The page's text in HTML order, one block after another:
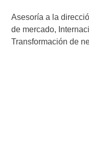
Asesoría a la
de mercado,
Transformación de